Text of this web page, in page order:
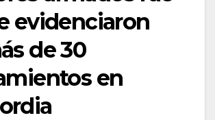
evidenciaron
de 30
en